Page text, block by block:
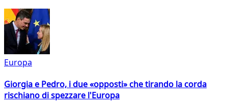
Europa
Giorgia e Pedro, i due «opposti» che tirando la corda
rischiano di spezzare l'Europa